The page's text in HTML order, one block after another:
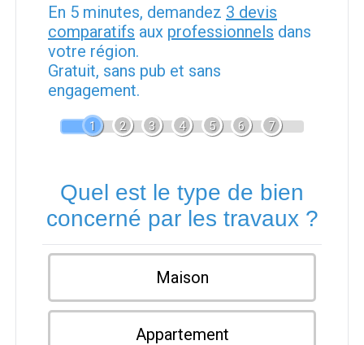
En 5 minutes, demandez 3 devis
comparatifs aux professionnels dans
votre région.
Gratuit, sans pub et sans
engagement.
1 2 3 4 5 6 7
Quel est le type de bien
concerné par les travaux ?
Maison
Appartement